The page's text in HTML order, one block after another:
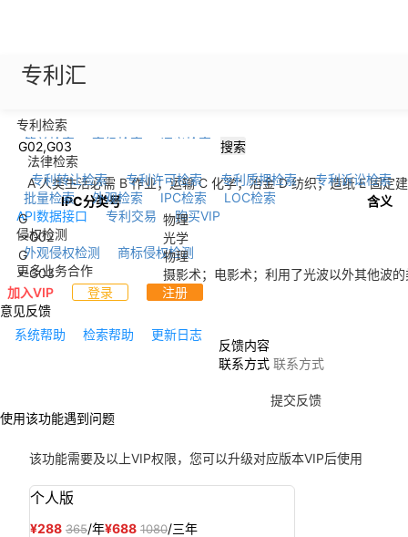
专利汇
专利检索
简单检索
高级检索
语义检索
法律检索
专利转让检索
专利许可检索 专利质押检索
专利诉讼检索
批量检索
外观检索 IPC检索
LOC检索
API数据接口
专利交易
购买VIP
侵权检测
外观侵权检测
商标侵权检测
更多业务合作
加入VIP
登录 注册
系统帮助 检索帮助 更新日志
搜索
A 人类生活必需 B 作业；运输C 化学；冶金D 纺织；造纸E 固定
IPC分类号
含义
G
物理
--G02
光学
G
物理
--G03 摄影术；电影术；利用了光波以外其他波
意见反馈
反馈内容
联系方式
提交反馈
使用该功能遇到问题
该功能需要及以上VIP权限，您可以升级对应版本VIP后使用
个人版
¥288 365/年¥688 1080/三年